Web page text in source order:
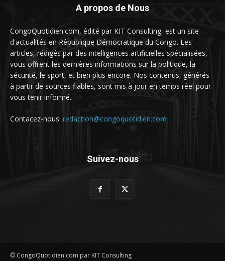
A propos de Nous
CongoQuotidien.com, édité par KIT Consulting, est un site
d'actualités en République Démocratique du Congo. Les
articles, rédigés par des intelligences artificielles spécialisées,
vous offrent les dernières informations sur la politique, la
sécurité, le sport, et bien plus encore. Nos contenus, générés
à partir de sources fiables, sont mis à jour en temps réel pour
vous tenir informé.
Contacez-nous: redaction@congoquotidien.com
Suivez-nous
© CongoQuotidien.com par KIT Consulting